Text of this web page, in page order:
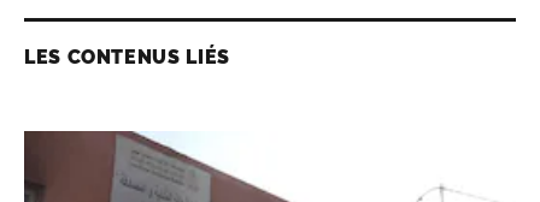
LES CONTENUS LIÉS